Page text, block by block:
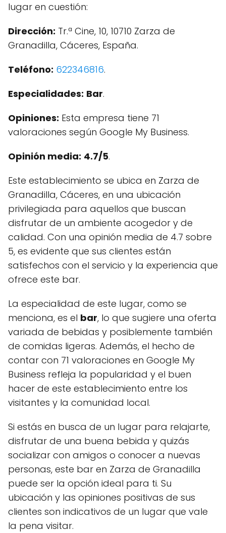
lugar en cuestión:
Dirección: Tr.ª Cine, 10, 10710 Zarza de
Granadilla, Cáceres, España.
Teléfono: 622346816.
Especialidades: Bar.
Opiniones: Esta empresa tiene 71
valoraciones según Google My Business.
Opinión media: 4.7/5.
Este establecimiento se ubica en Zarza de
Granadilla, Cáceres, en una ubicación
privilegiada para aquellos que buscan
disfrutar de un ambiente acogedor y de
calidad. Con una opinión media de 4.7 sobre
5, es evidente que sus clientes están
satisfechos con el servicio y la experiencia que
ofrece este bar.
La especialidad de este lugar, como se
menciona, es el bar, lo que sugiere una oferta
variada de bebidas y posiblemente también
de comidas ligeras. Además, el hecho de
contar con 71 valoraciones en Google My
Business refleja la popularidad y el buen
hacer de este establecimiento entre los
visitantes y la comunidad local.
Si estás en busca de un lugar para relajarte,
disfrutar de una buena bebida y quizás
socializar con amigos o conocer a nuevas
personas, este bar en Zarza de Granadilla
puede ser la opción ideal para ti. Su
ubicación y las opiniones positivas de sus
clientes son indicativos de un lugar que vale
la pena visitar.